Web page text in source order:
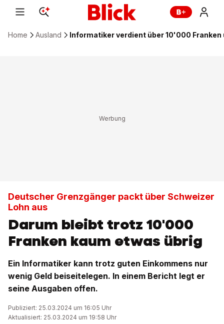
Home Ausland Informatiker verdient über 10'000 Franken
Deutscher Grenzgänger packt über Schweizer
Lohn aus
Darum bleibt trotz 10'000
Franken kaum etwas übrig
Ein Informatiker kann trotz guten Einkommens nur
wenig Geld beiseitelegen. In einem Bericht legt er
seine Ausgaben offen.
Publiziert: 25.03.2024 um 16:05 Uhr
Aktualisiert: 25.03.2024 um 19:58 Uhr